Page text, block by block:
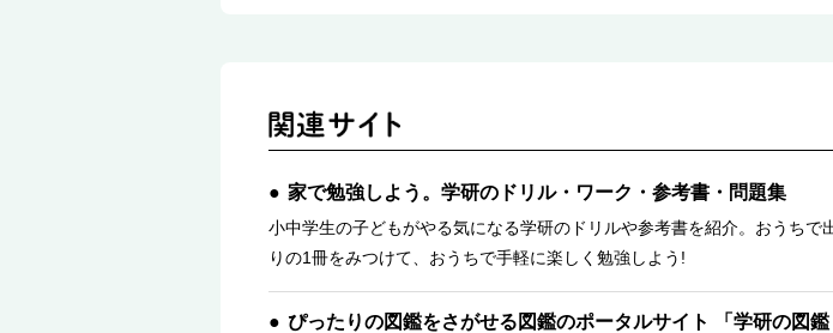
家で勉強しよう。学研のドリル・ワーク・参考書・問題集
小中学生の子どもがやる気になる学研のドリルや参考書を紹介。おうち
りの1冊をみつけて、おうちで手軽に楽しく勉強しよう!
ぴったりの図鑑をさがせる図鑑のポータルサイト 「学研の図鑑